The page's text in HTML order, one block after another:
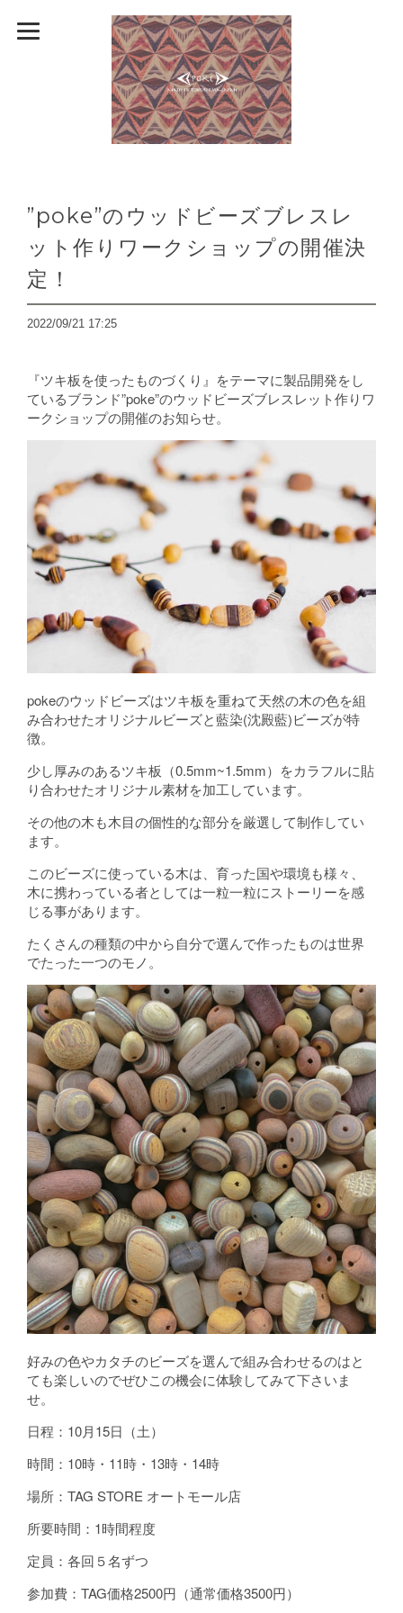
”poke”のウッドビーズブレスレ
ット作りワークショップの開催決
定！
2022/09/21 17:25
『ツキ板を使ったものづくり』をテーマに製品開発をし
ているブランド”poke”のウッドビーズブレスレット作りワ
ークショップの開催のお知らせ。
pokeのウッドビーズはツキ板を重ねて天然の木の色を組
み合わせたオリジナルビーズと藍染(沈殿藍)ビーズが特
徴。
少し厚みのあるツキ板（0.5mm~1.5mm）をカラフルに貼
り合わせたオリジナル素材を加工しています。
その他の木も木目の個性的な部分を厳選して制作してい
ます。
このビーズに使っている木は、育った国や環境も様々、
木に携わっている者としては一粒一粒にストーリーを感
じる事があります。
たくさんの種類の中から自分で選んで作ったものは世界
でたった一つのモノ。
好みの色やカタチのビーズを選んで組み合わせるのはと
ても楽しいのでぜひこの機会に体験してみて下さいま
せ。
日程：10月15日（土）
時間：10時・11時・13時・14時
場所：TAG STORE オートモール店
所要時間：1時間程度
定員：各回５名ずつ
参加費：TAG価格2500円（通常価格3500円）